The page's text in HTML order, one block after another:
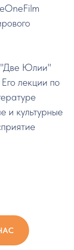
Юлии"
лекции по
и культурные